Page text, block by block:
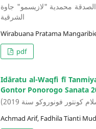
محمدية "لازيسمو" جاوة
الشرقية
Wirabuana Pratama
pdf
Idāratu al-Waqfi fī
Gontor Ponorogo Sanata
فونوروكو سنة 2019)
Achmad Arif, Fadhila Tianti